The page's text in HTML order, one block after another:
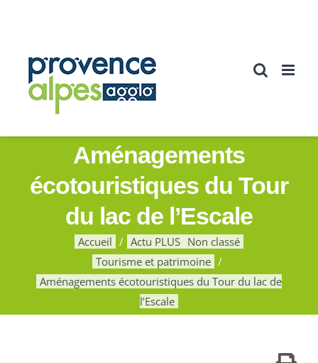
Aménagements
écotouristiques du Tour
du lac de l’Escale
Accueil Actu PLUS Non classé
Tourisme et patrimoine
Aménagements écotouristiques du Tour du lac de
l’Escale